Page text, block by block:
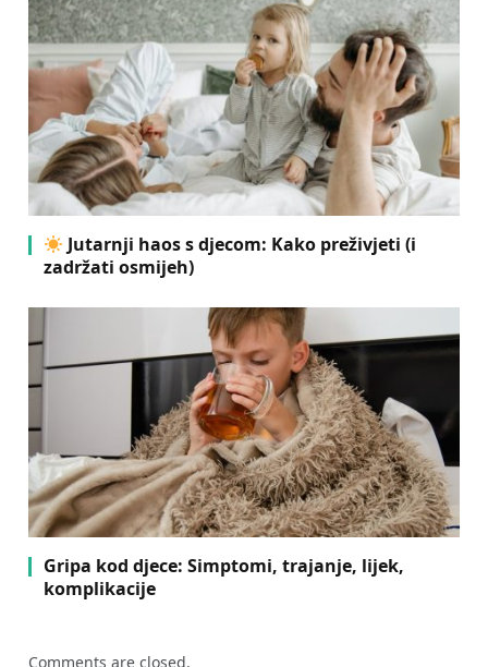
Jutarnji haos s djecom: Kako preživjeti (i
zadržati osmijeh)
Gripa kod djece: Simptomi, trajanje, lijek,
komplikacije
Comments are closed.